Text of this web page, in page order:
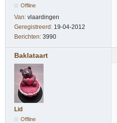
Offline
Van: vlaardingen
Geregistreerd: 19-04-2012
Berichten: 3990
Baklataart
Lid
Offline